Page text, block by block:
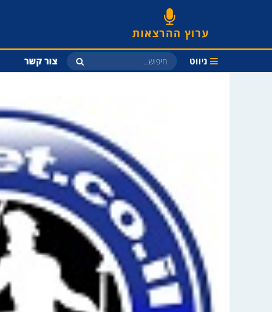
ערוץ ההרצאות
ניווט צור קשר